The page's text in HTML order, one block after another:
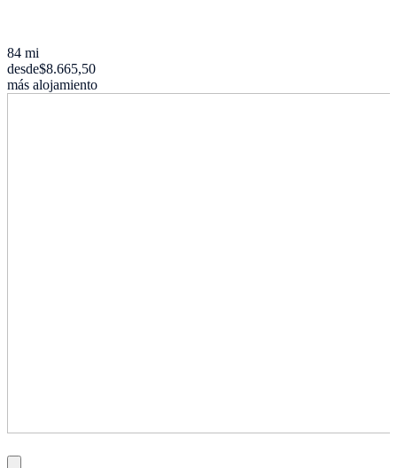
84 mi
desde$8.665,50
más alojamiento